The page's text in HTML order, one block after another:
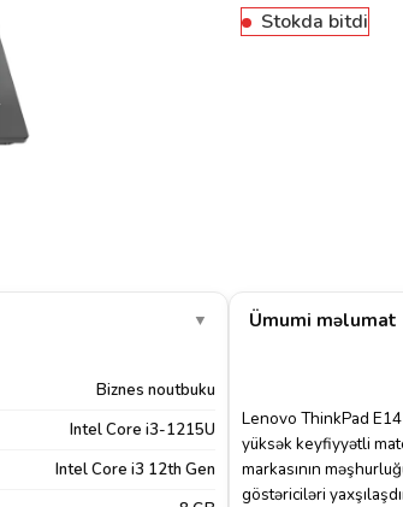
Stokda bitdi
▼
Biznes noutbuku
Intel Core i3-1215U
Intel Core i3 12th Gen
Ümumi məlumat
Lenovo ThinkPad
yüksək keyfiyyətli
markasının
göstəriciləri